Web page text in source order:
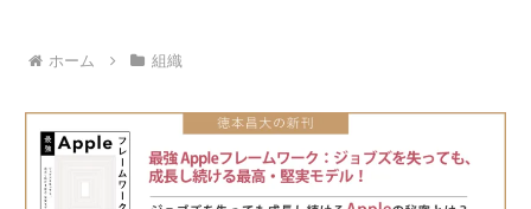
ホーム 組織